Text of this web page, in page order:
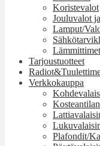
Koristevalot
Jouluvalot
Lamput/
Lämmittimet
Tarjoustuotteet
Verkkokauppa
Plafondit/